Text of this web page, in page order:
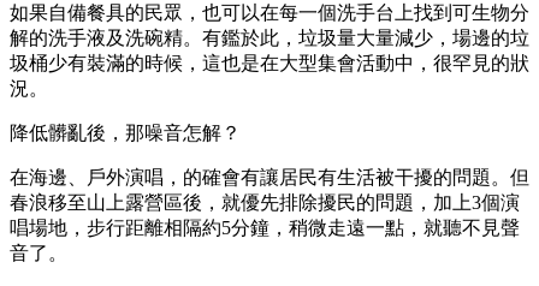
如果自備餐具的民眾，也可以在每一個洗手台上找到可生物分
解的洗手液及洗碗精。有鑑於此，垃圾量大量減少，場邊的垃
圾桶少有裝滿的時候，這也是在大型集會活動中，很罕見的狀
況。
降低髒亂後，那噪音怎解？
在海邊、戶外演唱，的確會有讓居民有生活被干擾的問題。但
春浪移至山上露營區後，就優先排除擾民的問題，加上3個演
唱場地，步行距離相隔約5分鐘，稍微走遠一點，就聽不見聲
音了。